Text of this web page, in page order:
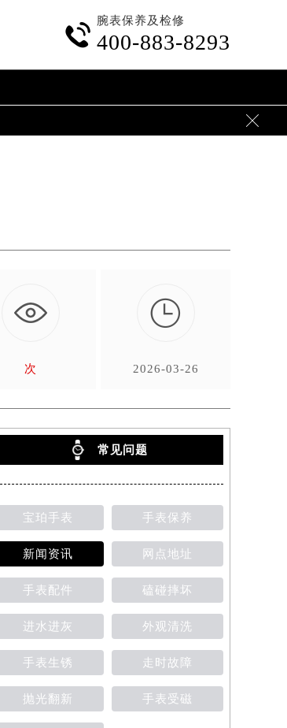

腕表保养及检修
400-883-8293

次

2026-03-26
常见问题
宝珀手表 手表保养
新闻资讯 网点地址
手表配件 磕碰摔坏
进水进灰 外观清洗
手表生锈 走时故障
抛光翻新 手表受磁